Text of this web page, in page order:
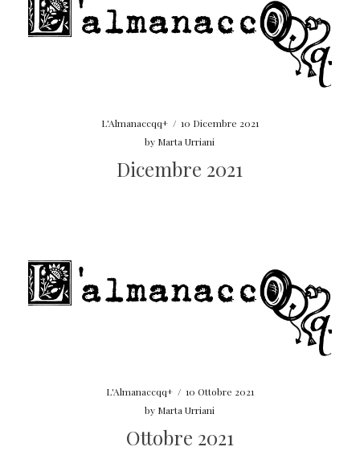
L'Almanaccqq+ / 10 Dicembre 2021
by Marta Urriani
Dicembre 2021
L'Almanaccqq+ / 10 Ottobre 2021
by Marta Urriani
Ottobre 2021